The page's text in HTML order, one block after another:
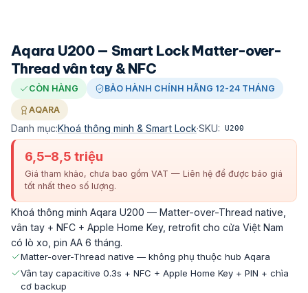
Aqara U200 — Smart Lock Matter-over-
Thread vân tay & NFC
CÒN HÀNG BẢO HÀNH CHÍNH HÃNG 12-24 THÁNG
AQARA
Danh mục:Khoá thông minh & Smart Lock·SKU: U200
6,5–8,5 triệu
Giá tham khảo, chưa bao gồm VAT — Liên hệ để được báo giá
tốt nhất theo số lượng.
Khoá thông minh Aqara U200 — Matter-over-Thread native,
vân tay + NFC + Apple Home Key, retrofit cho cửa Việt Nam
có lò xo, pin AA 6 tháng.
Matter-over-Thread native — không phụ thuộc hub Aqara
Vân tay capacitive 0.3s + NFC + Apple Home Key + PIN + chìa
cơ backup